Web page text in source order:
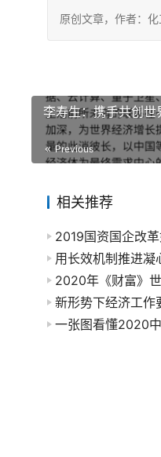
原创文章，作者：
李寿生：携手共创
Previous
相关推荐
2019国资国企改
2020年《财富》
新形势下经济工作
一张图看懂2020